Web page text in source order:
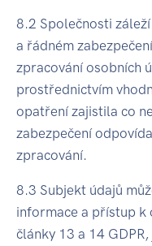
8.2 Společnosti
a řádném
zpracování osobních
prostřednictvím
opatření zajistila co
zabezpečení
zpracování.
8.3 Subjekt údajů
informace a přístup k
články 13 a 14